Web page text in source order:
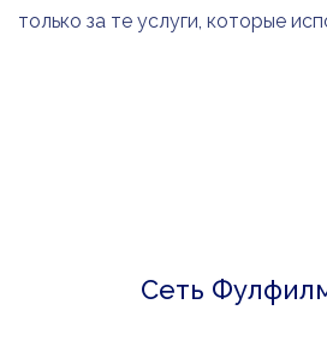
только за те услуги, которые
Сеть